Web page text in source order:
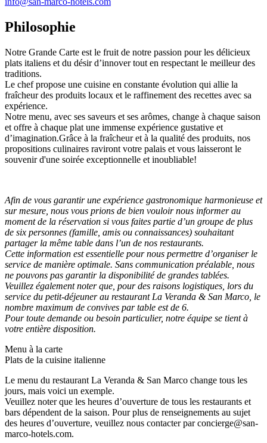
Philosophie
Notre Grande Carte est le fruit de notre passion pour les délicieux
plats italiens et du désir d’innover tout en respectant le meilleur des
traditions.
Le chef propose une cuisine en constante évolution qui allie la
fraîcheur des produits locaux et le raffinement des recettes avec sa
expérience.
Notre menu, avec ses saveurs et ses arômes, change à chaque saison
et offre à chaque plat une immense expérience gustative et
d’imagination.Grâce à la fraîcheur et à la qualité des produits, nos
propositions culinaires raviront votre palais et vous laisseront le
souvenir d'une soirée exceptionnelle et inoubliable!
Afin de vous garantir une expérience gastronomique harmonieuse et
sur mesure, nous vous prions de bien vouloir nous informer au
moment de la réservation si vous faites partie d’un groupe de plus
de six personnes (famille, amis ou connaissances) souhaitant
partager la même table dans l’un de nos restaurants.
Cette information est essentielle pour nous permettre d’organiser le
service de manière optimale. Sans communication préalable, nous
ne pouvons pas garantir la disponibilité de grandes tablées.
Veuillez également noter que, pour des raisons logistiques, lors du
service du petit-déjeuner au restaurant La Veranda & San Marco, le
nombre maximum de convives par table est de 6.
Pour toute demande ou besoin particulier, notre équipe se tient à
votre entière disposition.
Menu à la carte
Plats de la cuisine italienne
Le menu du restaurant La Veranda & San Marco change tous les
jours, mais voici un exemple.
Veuillez noter que les heures d’ouverture de tous les restaurants et
bars dépendent de la saison. Pour plus de renseignements au sujet
des heures d’ouverture, veuillez nous contacter par concierge@san-
marco-hotels.com.